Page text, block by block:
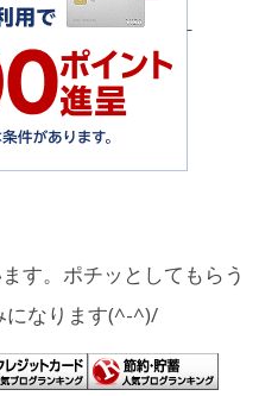
す。ポチッとしてもらう
になります(^-^)/